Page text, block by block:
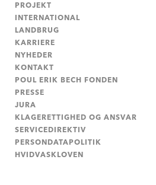
PROJEKT
INTERNATIONAL
LANDBRUG
KARRIERE
NYHEDER
KONTAKT
POUL ERIK BECH FONDEN
PRESSE
JURA
KLAGERETTIGHED OG ANSVAR
SERVICEDIREKTIV
PERSONDATAPOLITIK
HVIDVASKLOVEN